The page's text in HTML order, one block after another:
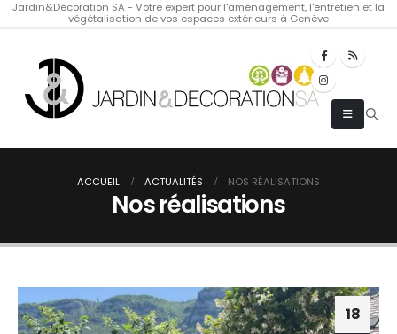
Jardin&Décoration SA - Votre expert pour l'aménagement, l'entretien et la
végétalisation de vos espaces extérieurs à Genève
ACCUEIL ACTUALITÉS NOS RÉALISATIONS
Nos réalisations
18